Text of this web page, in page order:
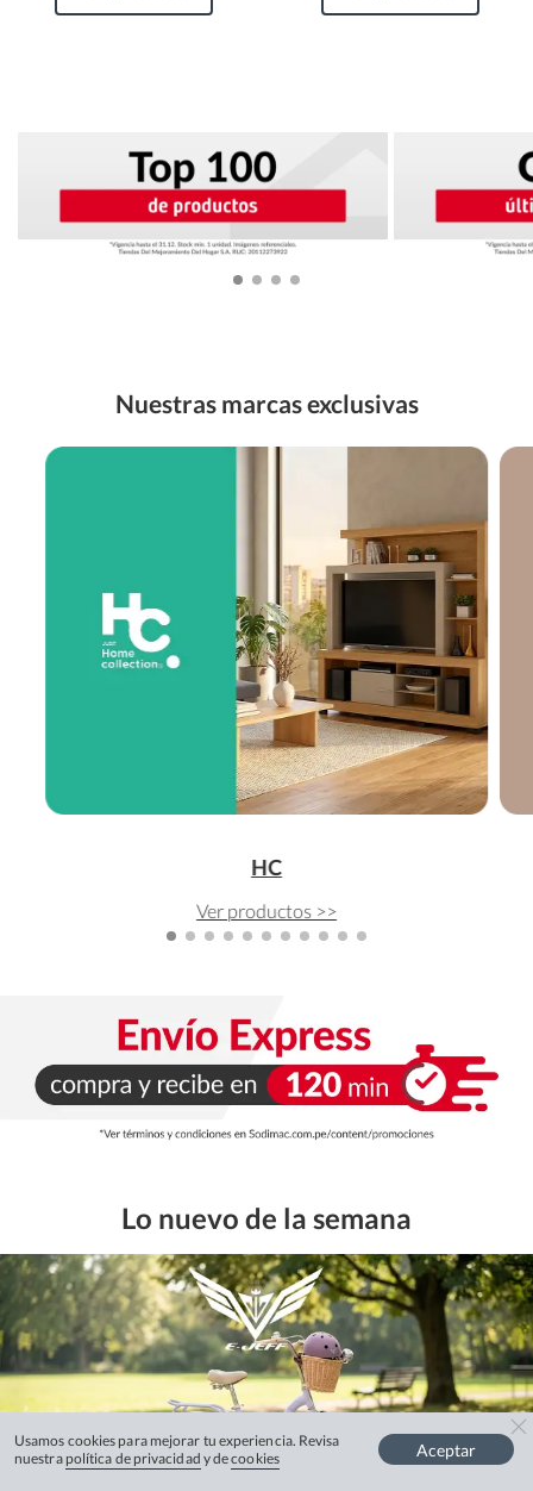
Nuestras marcas exclusivas
HC
Ver productos >>
Lo nuevo de la semana
Usamos cookies para mejorar tu experiencia. Revisa
nuestra política de privacidad y decookies Aceptar